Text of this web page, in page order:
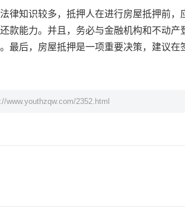
律知识较多，抵押人在进行房屋抵押前，
款能力。并且，务必与金融机构和不动产
最后，房屋抵押是一项重要决策，建议在
www.youthzqw.com/2352.html